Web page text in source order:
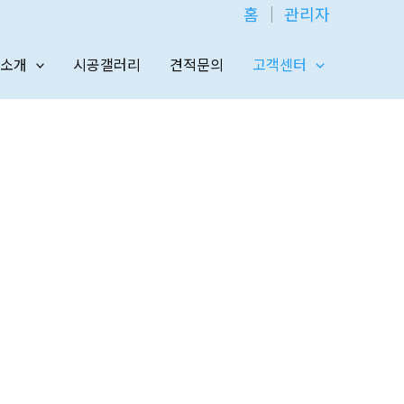
홈 │ 관리자
개 시공갤러리 견적문의 고객센터